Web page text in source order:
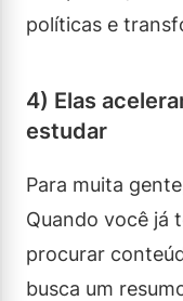
políticas e
4) Elas
estudar
Para muita
Quando você já
procurar
busca um